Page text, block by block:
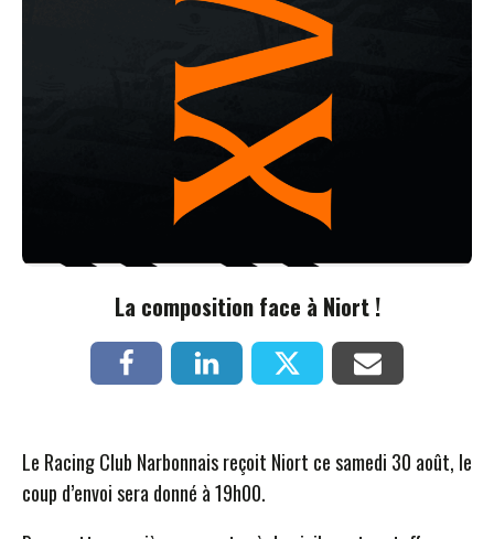
La composition face à Niort !
Le Racing Club Narbonnais reçoit Niort ce samedi 30 août, le
coup d’envoi sera donné à 19h00.